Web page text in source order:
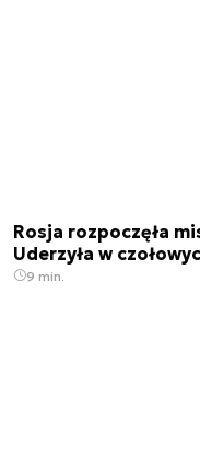
Rosja rozpoczęła
Uderzyła w
9 min.